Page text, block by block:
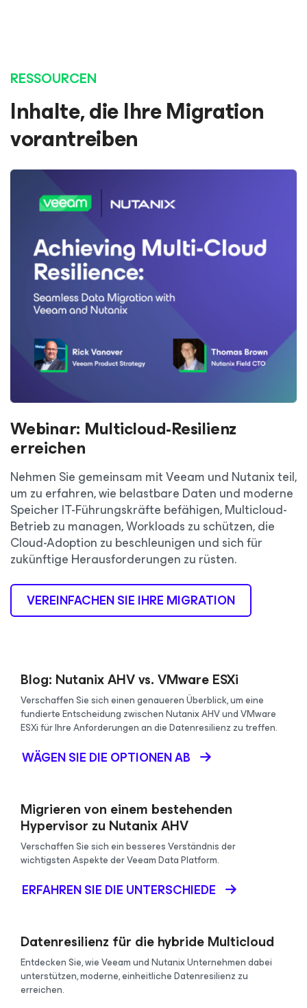
RESSOURCEN
Inhalte, die Ihre Migration
vorantreiben
Webinar: Multicloud-Resilienz
erreichen
Nehmen Sie gemeinsam mit Veeam und Nutanix teil,
um zu erfahren, wie belastbare Daten und moderne
Speicher IT-Führungskräfte befähigen, Multicloud-
Betrieb zu managen, Workloads zu schützen, die
Cloud-Adoption zu beschleunigen und sich für
zukünftige Herausforderungen zu rüsten.
VEREINFACHEN SIE IHRE MIGRATION
Blog: Nutanix AHV vs. VMware ESXi
Verschaffen Sie sich einen genaueren Überblick, um eine
fundierte Entscheidung zwischen Nutanix AHV und VMware
ESXi für Ihre Anforderungen an die Datenresilienz zu treffen.
WÄGEN SIE DIE OPTIONEN AB
Migrieren von einem bestehenden
Hypervisor zu Nutanix AHV
Verschaffen Sie sich ein besseres Verständnis der
wichtigsten Aspekte der Veeam Data Platform.
ERFAHREN SIE DIE UNTERSCHIEDE
Datenresilienz für die hybride Multicloud
Entdecken Sie, wie Veeam und Nutanix Unternehmen dabei
unterstützen, moderne, einheitliche Datenresilienz zu
erreichen.